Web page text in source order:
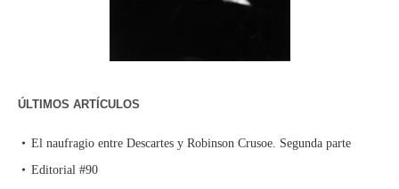
ÚLTIMOS ARTÍCULOS
El naufragio entre Descartes y Robinson Crusoe. Segunda parte
Editorial #90